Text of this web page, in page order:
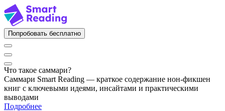
Попробовать бесплатно
Что такое саммари?
Саммари Smart Reading — краткое содержание нон-фикшен
книг с ключевыми идеями, инсайтами и практическими
выводами
Подробнее